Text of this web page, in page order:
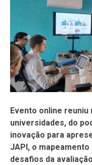
Evento online
universidades, do
inovação para
JAPI, o
desafios da